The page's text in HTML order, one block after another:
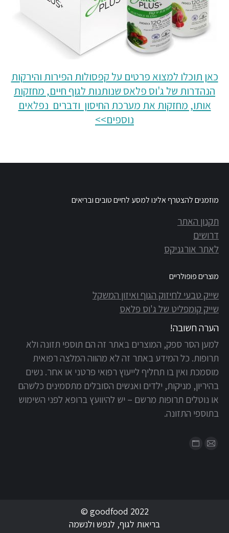
כאן תוכלו למצוא פרטים על קפסולות הפירות והירקות
הנהדרות של ג'וס פלאס שנותנות לגוף חיים, מחזקות
אותו, מחזקות את מערכת החיסון ודברים נפלאים
נוספים>>
מוזמנים להצטרף אלינו למסע לחיים טובים ובריאים
תקנון האתר
דרושים
לאתר אורגניקס
מוצרים פופולריים
שייק טבעי לחיזוק הגוף ואיזון המשקל
שייק קומפליט של ג'וס פלאס
הערה חשובה!
למען הסר ספק, המוצרים באתר זה הם תוספי תזונה ולא
תרופות. כל המידע באתר זה לא מהווה המלצה רפואית
מוסמכת ואין בו תחליף לייעוץ רפואי פרטני או אחר. נשים
בהיריון, מניקות, ילדים ואנשים הסובלים מתסמינים כלשהם
או נוטלים תרופות מרשם – יש להיוועץ ברופא לפני השימוש
בתוספי התזונה.
Find us on:
goodfood 2022 ©
בריאות לגוף, לנפש ולנשמה